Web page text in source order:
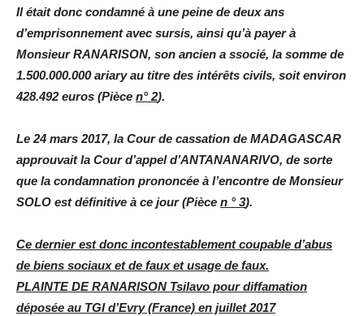
Il était donc condamné à une peine de deux ans
d’emprisonnement avec sursis, ainsi qu’à payer à
Monsieur RANARISON, son ancien a ssocié, la somme de
1.500.000.000 ariary au titre des intérêts civils, soit environ
428.492 euros (Pièce n° 2).
Le 24 mars 2017, la Cour de cassation de MADAGASCAR
approuvait la Cour d’appel d’ANTANANARIVO, de sorte
que la condamnation prononcée à l’encontre de Monsieur
SOLO est définitive à ce jour (Pièce n ° 3).
Ce dernier est donc incontestablement coupable d’abus
de biens sociaux et de faux et usage de faux.
PLAINTE DE RANARISON Tsilavo pour diffamation
déposée au TGI d’Evry (France) en juillet 2017